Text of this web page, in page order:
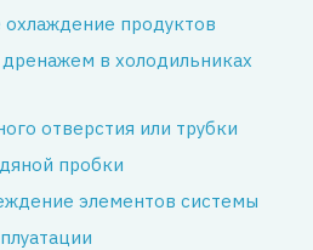
продуктов
в холодильниках
отверстия или трубки
пробки
элементов системы